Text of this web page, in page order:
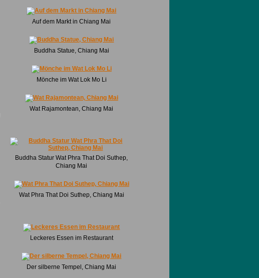
Auf dem Markt in Chiang Mai
Buddha Statue, Chiang Mai
Mönche im Wat Lok Mo Li
Wat Rajamontean, Chiang Mai
Buddha Statur Wat Phra That Doi Suthep,
Chiang Mai
Wat Phra That Doi Suthep, Chiang Mai
Leckeres Essen im Restaurant
Der silberne Tempel, Chiang Mai